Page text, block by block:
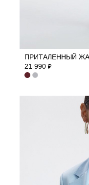
ПРИТАЛЕННЫЙ
21 990 ₽